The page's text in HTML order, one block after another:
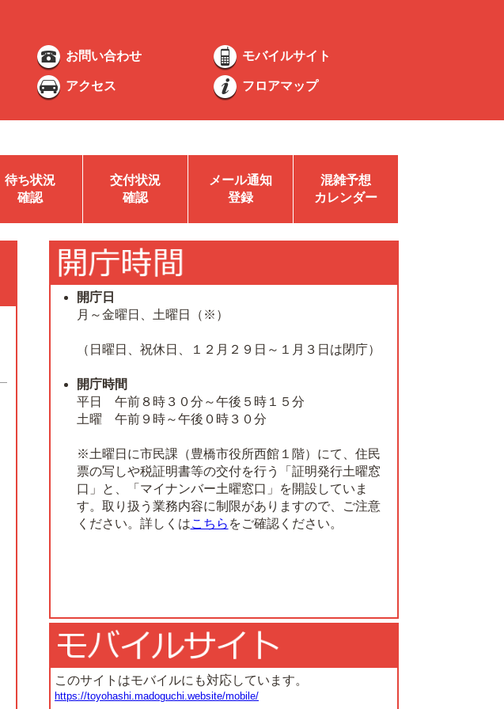
お問い合わせ モバイルサイト
アクセス フロアマップ
待ち状況
確認
交付状況
確認
メール通知
登録
混雑予想
カレンダー
開庁日
月～金曜日、土曜日（※）
（日曜日、祝休日、１２月２９日～１月３日は閉庁）
開庁時間
平日 午前８時３０分～午後５時１５分
土曜 午前９時～午後０時３０分
※土曜日に市民課（豊橋市役所西館１階）にて、住民
票の写しや税証明書等の交付を行う「証明発行土曜窓
口」と、「マイナンバー土曜窓口」を開設していま
す。取り扱う業務内容に制限がありますので、ご注意
ください。詳しくはこちら をご確認ください。
このサイトはモバイルにも対応しています。
https://toyohashi.madoguchi.website/mobile/